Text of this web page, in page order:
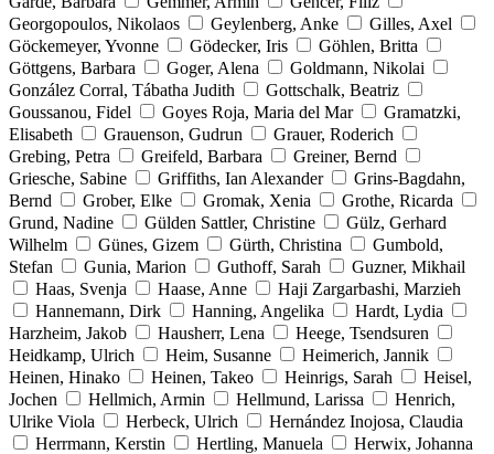
Georgopoulos, Nikolaos
Geylenberg, Anke
Gilles, Axel
Göckemeyer, Yvonne
Gödecker, Iris
Göhlen, Britta
Göttgens, Barbara
Goger, Alena
Goldmann, Nikolai
González Corral, Tábatha Judith
Gottschalk, Beatriz
Goussanou, Fidel
Goyes Roja, Maria del Mar
Gramatzki,
Elisabeth
Grauenson, Gudrun
Grauer, Roderich
Grebing, Petra
Greifeld, Barbara
Greiner, Bernd
Griesche, Sabine
Griffiths, Ian Alexander
Grins-Bagdahn,
Bernd
Grober, Elke Gromak, Xenia
Grothe, Ricarda
Grund, Nadine
Gülden Sattler, Christine
Gülz, Gerhard
Wilhelm
Günes, Gizem Gürth, Christina
Gumbold,
Stefan
Gunia, Marion Guthoff, Sarah
Guzner, Mikhail
Haas, Svenja
Haase, Anne
Haji Zargarbashi, Marzieh
Hannemann, Dirk
Hanning, Angelika
Hardt, Lydia
Harzheim, Jakob
Hausherr, Lena
Heege, Tsendsuren
Heidkamp, Ulrich
Heim, Susanne
Heimerich, Jannik
Heinen, Hinako
Heinen, Takeo Heinrigs, Sarah
Heisel,
Jochen
Hellmich, Armin Hellmund, Larissa
Henrich,
Ulrike Viola
Herbeck, Ulrich
Hernández Inojosa, Claudia
Herrmann, Kerstin
Hertling, Manuela
Herwix, Johanna